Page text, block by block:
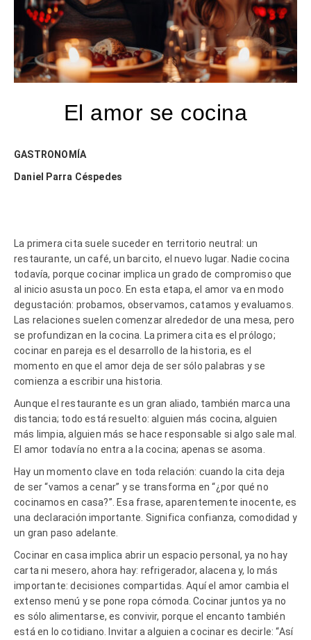
El amor se cocina
GASTRONOMÍA
Daniel Parra Céspedes
La primera cita suele suceder en territorio neutral: un
restaurante, un café, un barcito, el nuevo lugar. Nadie cocina
todavía, porque cocinar implica un grado de compromiso que
al inicio asusta un poco. En esta etapa, el amor va en modo
degustación: probamos, observamos, catamos y evaluamos.
Las relaciones suelen comenzar alrededor de una mesa, pero
se profundizan en la cocina. La primera cita es el prólogo;
cocinar en pareja es el desarrollo de la historia, es el
momento en que el amor deja de ser sólo palabras y se
comienza a escribir una historia.
Aunque el restaurante es un gran aliado, también marca una
distancia; todo está resuelto: alguien más cocina, alguien
más limpia, alguien más se hace responsable si algo sale mal.
El amor todavía no entra a la cocina; apenas se asoma.
Hay un momento clave en toda relación: cuando la cita deja
de ser “vamos a cenar” y se transforma en “¿por qué no
cocinamos en casa?”. Esa frase, aparentemente inocente, es
una declaración importante. Significa confianza, comodidad y
un gran paso adelante.
Cocinar en casa implica abrir un espacio personal, ya no hay
carta ni mesero, ahora hay: refrigerador, alacena y, lo más
importante: decisiones compartidas. Aquí el amor cambia el
extenso menú y se pone ropa cómoda. Cocinar juntos ya no
es sólo alimentarse, es convivir, porque el encanto también
está en lo cotidiano. Invitar a alguien a cocinar es decirle: “Así